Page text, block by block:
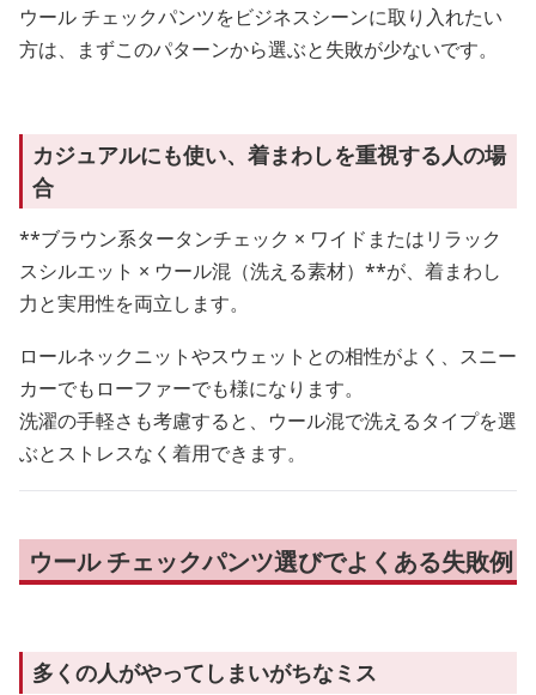
ウール チェックパンツをビジネスシーンに取り入れたい
方は、まずこのパターンから選ぶと失敗が少ないです。
カジュアルにも使い、着まわしを重視する人の場
合
**ブラウン系タータンチェック × ワイドまたはリラック
スシルエット × ウール混（洗える素材）**が、着まわし
力と実用性を両立します。
ロールネックニットやスウェットとの相性がよく、スニー
カーでもローファーでも様になります。
洗濯の手軽さも考慮すると、ウール混で洗えるタイプを選
ぶとストレスなく着用できます。
ウール チェックパンツ選びでよくある失敗例
多くの人がやってしまいがちなミス